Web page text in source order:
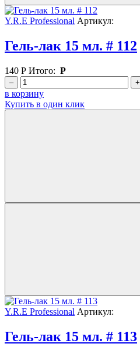
Y.R.E Professional Артикул:
Гель-лак 15 мл. # 112
140 Р Итого: Р
– +
в корзину
Купить в один клик
Y.R.E Professional Артикул:
Гель-лак 15 мл. # 113